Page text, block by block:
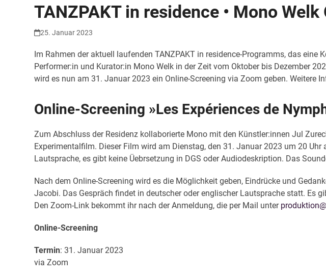
TANZPAKT in residence • Mono
25. Januar 2023
Im Rahmen der aktuell laufenden TANZPAKT in residence-Programms, das
Performer:in und Kurator:in Mono Welk in der Zeit vom Oktober bis Dezember
wird es nun am 31. Januar 2023 ein Online-Screening via Zoom geben.
Online-Screening »Les Expériences de
Zum Abschluss der Residenz kollaborierte Mono mit den Künstler:innen Jul
Experimentalfilm. Dieser Film wird am Dienstag, den 31. Januar 2023 um 20
Lautsprache, es gibt keine Üebrsetzung in DGS oder Audiodeskription. Das
Nach dem Online-Screening wird es die Möglichkeit geben, Eindrücke und
Jacobi. Das Gespräch findet in deutscher oder englischer Lautsprache statt. Es
Den Zoom-Link bekommt ihr nach der Anmeldung, die per Mail unter
Online-Screening
Termin: 31. Januar 2023
via Zoom